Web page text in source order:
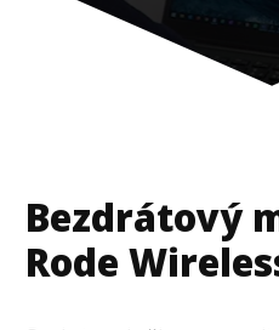
Bezdrátový
Rode